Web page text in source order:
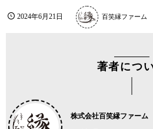
2024年6月21日 百笑縁ファーム
著者につ
株式会社百笑縁ファーム